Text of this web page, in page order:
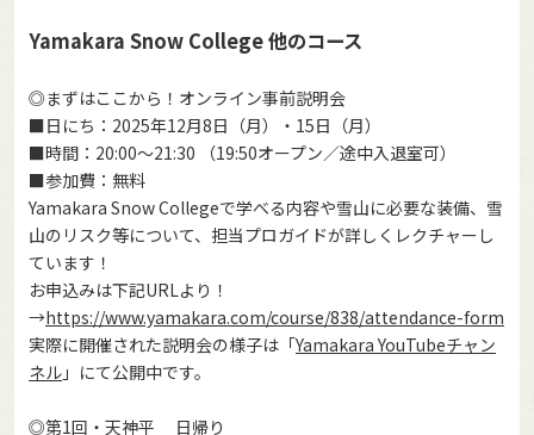
Yamakara Snow College 他のコース
◎まずはここから！オンライン事前説明会
■日にち：2025年12月8日（月）・15日（月）
■時間：20:00～21:30 （19:50オープン／途中入退室可）
■参加費：無料
Yamakara Snow Collegeで学べる内容や雪山に必要な装備、雪
山のリスク等について、担当プロガイドが詳しくレクチャーし
ています！
お申込みは下記URLより！
→https://www.yamakara.com/course/838/attendance-form
実際に開催された説明会の様子は「Yamakara YouTubeチャン
ネル 」にて公開中です。
◎第1回・天神平 日帰り